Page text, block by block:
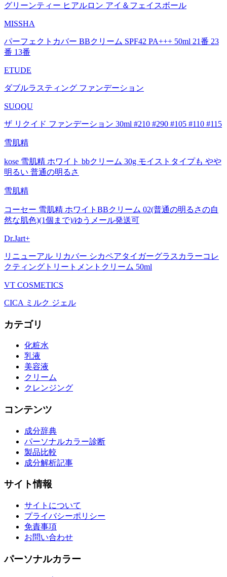
グリーンティー ヒアルロン アイ＆フェイスボール
MISSHA
パーフェクトカバー BBクリーム SPF42 PA+++ 50ml 21番 23
番 13番
ETUDE
ダブルラスティング ファンデーション
SUQQU
ザ リクイド ファンデーション 30ml #210 #290 #105 #110 #115
雪肌精
kose 雪肌精 ホワイト bbクリーム 30g モイストタイプも やや
明るい 普通の明るさ
雪肌精
コーセー 雪肌精 ホワイトBBクリーム 02(普通の明るさの自
然な肌色)(1個まで)/ゆうメール発送可
Dr.Jart+
リニューアル リカバー シカペアタイガーグラスカラーコレ
クティングトリートメントクリーム 50ml
VT COSMETICS
CICA ミルク ジェル
カテゴリ
化粧水
乳液
美容液
クリーム
クレンジング
コンテンツ
成分辞典
パーソナルカラー診断
製品比較
成分解析記事
サイト情報
サイトについて
プライバシーポリシー
免責事項
お問い合わせ
パーソナルカラー